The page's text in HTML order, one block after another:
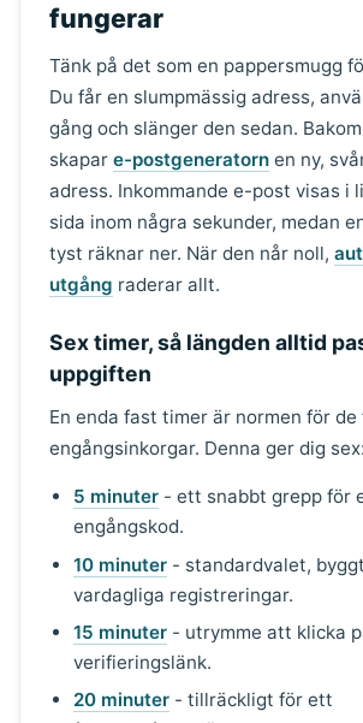
fungerar
Tänk på det som en pappersmugg
Du får en slumpmässig adress,
gång och slänger den sedan.
skapar e-postgeneratorn en ny,
adress. Inkommande e-post visas i
sida inom några sekunder, medan
tyst räknar ner. När den når noll,
utgång raderar allt.
Sex timer, så längden alltid
uppgiften
En enda fast timer är normen för de
engångsinkorgar. Denna ger dig sex:
5 minuter - ett snabbt grepp för
engångskod.
10 minuter - standardvalet,
vardagliga registreringar.
15 minuter - utrymme att klicka
verifieringslänk.
20 minuter - tillräckligt för ett